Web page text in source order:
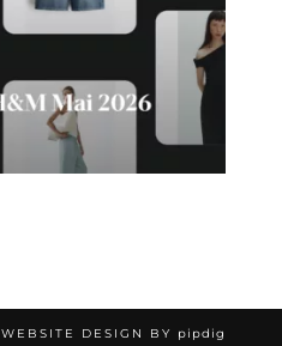
WEBSITE DESIGN BY pipdig